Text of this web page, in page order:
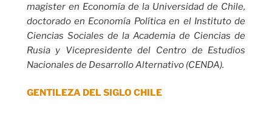
magister en Economía de la Universidad de Chile,
doctorado en Economía Política en el Instituto de
Ciencias Sociales de la Academia de Ciencias de
Rusia y Vicepresidente del Centro de Estudios
Nacionales de Desarrollo Alternativo (CENDA).
GENTILEZA DEL SIGLO CHILE